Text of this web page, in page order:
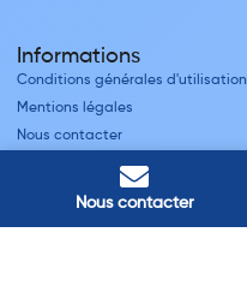
Nous contacter
Informations
Conditions générales d'utilisation
Mentions légales
Nous contacter